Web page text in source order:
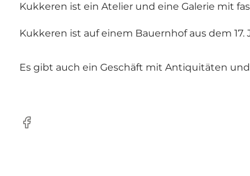
Kukkeren ist ein Atelier und eine Galerie mit
Kukkeren ist auf einem Bauernhof aus dem
Es gibt auch ein Geschäft mit Antiquitäten
Facebook